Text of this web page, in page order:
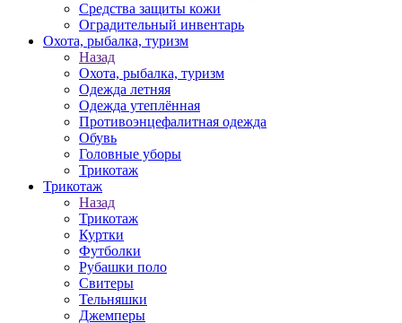
Средства защиты кожи
Оградительный инвентарь
Охота, рыбалка, туризм
Назад
Охота, рыбалка, туризм
Одежда летняя
Одежда утеплённая
Противоэнцефалитная одежда
Обувь
Головные уборы
Трикотаж
Трикотаж
Назад
Трикотаж
Куртки
Футболки
Рубашки поло
Свитеры
Тельняшки
Джемперы